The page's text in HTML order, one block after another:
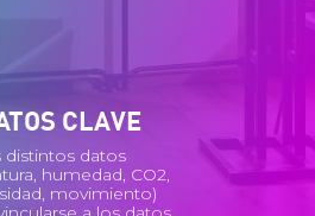
CLAVE
distintos datos
humedad, CO2,
movimiento)